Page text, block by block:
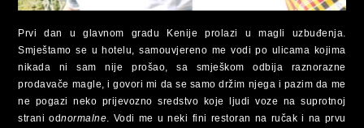
Prvi dan u glavnom gradu Kenije prolazi u magli uzbuđenja.
Smještamo se u hotelu, samouvjereno me vodi po ulicama kojima
nikada ni sam nije prošao, sa smješkom odbija raznorazne
prodavače magle, i govori mi da se samo držim njega i pazim da me
ne pogazi neko prijevozno sredstvo koje ljudi voze na suprotnoj
strani odnormalne. Vodi me u neki fini restoran na ručak i na prvu